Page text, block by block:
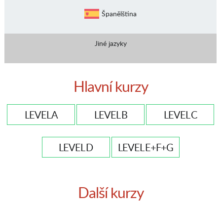
Španělština
Jiné jazyky
Hlavní kurzy
LEVEL A LEVEL B LEVEL C
LEVEL D LEVEL E+F+G
Další kurzy